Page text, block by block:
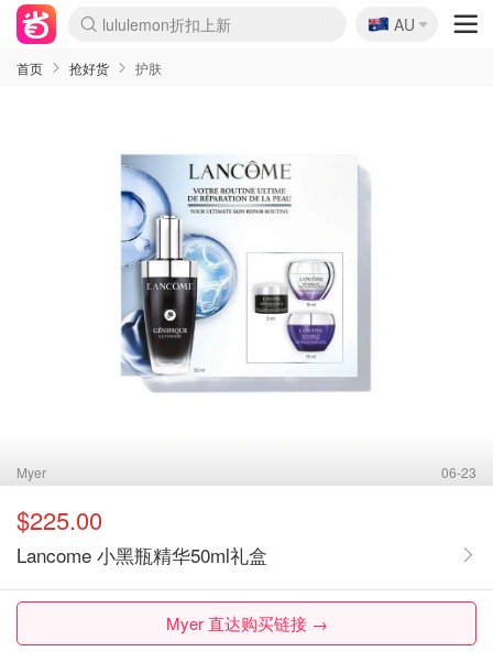
Sasa美妆护肤3.5折
SSENSE年中2.5折
FreshBeauty好价汇总
Cettire降价+叠9折
WWS Coles超市实拍
viagogo二手票捡漏
Myer超级周末
The Outnet奢牌1折起
David Jones 3折起
Flannels大牌1折
Perfumes Club护肤1折
AMIRO面罩$251
Amazon折扣汇总
eToro入金$200送$50
Amazon数码好物
ICONIC本周7.5折
ThedoubleF高奢地板价
Moose Knuckles 6折
丝芙兰5折起
EUFY摄像头$98
Selenichast首饰2折
Trip机票酒店促销
YSL送5件彩妆礼
Amazon家居好物
Amazon美妆护肤
雅漾大喷$8
过敏原检测盒$33
伊索独家赠50ml沐浴露
科颜氏高保湿面霜$29
SEALIFE海洋馆门票6折
丝塔芙大白罐$16
订阅Newsletter送香薰
Cult Beauty 6.8折
Harrods圣诞日历$525
LN-CC奢牌私促3折
d'Alba空姐喷雾$16
EVE LOM套装£56
Bernardelli独家4折
Adore Beauty 6折起
CT圣诞日历
Mytheresa奢品2.7折
Luxury Escapes 9折
Currentbody美容仪$881
MOON Garden Live
Roborock扫地机$649
Tingo Life水杯$24
Valentino官网5折
CR洗护套装$23
修丽可4件套$159
Myer彩妆2件7折
GANNI官网4.5折
Stylevana韩妆4折
Tessabit高奢8.5折
OGX洗发水$11
Amazon阿德莱德次日达
卡诗8.5折+赠礼
Philips Hue灯具8折
🇦🇺
AU
首页 抢好货 护肤
Myer 06-23
$225.00
Lancome 小黑瓶精华50ml礼盒
Myer 直达购买链接 →